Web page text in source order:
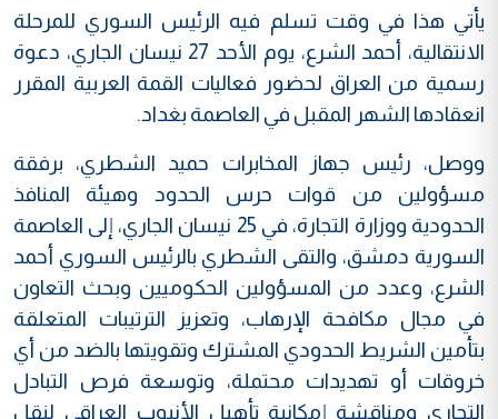
يأتي هذا في وقت تسلم فيه الرئيس السوري للمرحلة
الانتقالية، أحمد الشرع، يوم الأحد 27 نيسان الجاري، دعوة
رسمية من العراق لحضور فعاليات القمة العربية المقرر
انعقادها الشهر المقبل في العاصمة بغداد.
ووصل، رئيس جهاز المخابرات حميد الشطري، برفقة
مسؤولين من قوات حرس الحدود وهيئة المنافذ
الحدودية ووزارة التجارة، في 25 نيسان الجاري، إلى العاصمة
السورية دمشق، والتقى الشطري بالرئيس السوري أحمد
الشرع، وعدد من المسؤولين الحكوميين وبحث التعاون
في مجال مكافحة الإرهاب، وتعزيز الترتيبات المتعلقة
بتأمين الشريط الحدودي المشترك وتقويتها بالضد من أي
خروقات أو تهديدات محتملة، وتوسعة فرص التبادل
التجاري ومناقشة إمكانية تأهيل الأنبوب العراقي لنقل